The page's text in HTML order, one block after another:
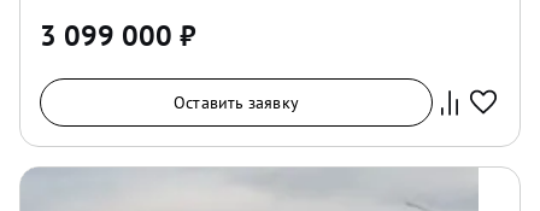
3 099 000 ₽
Оставить заявку